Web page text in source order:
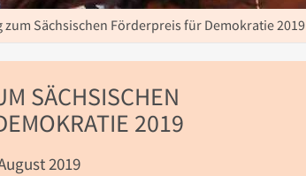
zum Sächsischen Förderpreis für Demokratie 2019
SÄCHSISCHEN
2019
2019